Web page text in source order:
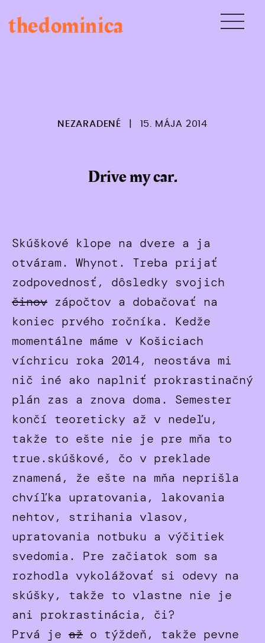
to
content
thedominica
NEZARADENÉ 15. MÁJA 2014
Drive my car.
Skúškové klope na dvere a ja
otváram. Whynot. Treba prijať
zodpovednosť, dôsledky svojich
činov zápočtov a dobačovať na
koniec prvého ročníka. Kedže
momentálne máme v Košiciach
víchricu roka 2014, neostáva mi
nič iné ako naplniť prokrastinačný
plán zas a znova doma. Semester
končí teoreticky až v nedeľu,
takže to ešte nie je pre mňa to
true.skúškové, čo v preklade
znamená, že ešte na mňa neprišla
chvíľka upratovania, lakovania
nehtov, strihania vlasov,
upratovania notbuku a výčitiek
svedomia. Pre začiatok som sa
rozhodla vykolážovať si odevy na
skúšky, takže to vlastne nie je
ani prokrastinácia, či?
Prvá je až o týždeň, takže pevne